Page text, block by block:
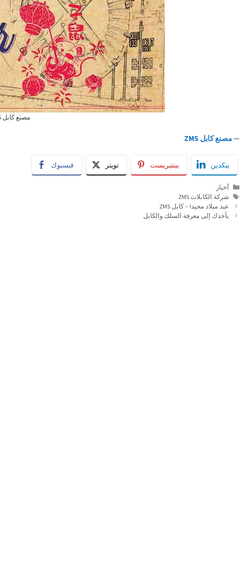
مصنع كابل ZMS – سنة جديدة سعيدة
—مصنع كابل ZMS
فيسبوك تويتر بينتيريست ينكدين
التصنيفات
أخبار
العلامات
شركة الكابلات ZMS
عيد ميلاد مجيد! – كابل ZMS
يأخذك إلى معرفة السلك والكابل